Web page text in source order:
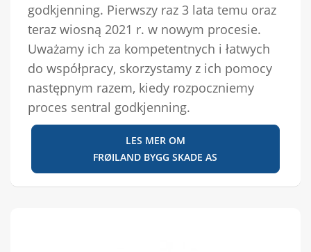
godkjenning. Pierwszy raz 3 lata temu oraz
teraz wiosną 2021 r. w nowym procesie.
Uważamy ich za kompetentnych i łatwych
do współpracy, skorzystamy z ich pomocy
następnym razem, kiedy rozpoczniemy
proces sentral godkjenning.
LES MER OM
FRØILAND BYGG SKADE AS